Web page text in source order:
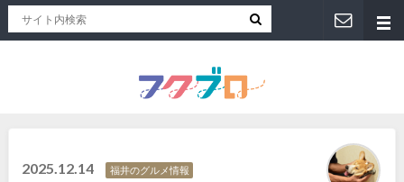
2025.12.14 福井のグルメ情報